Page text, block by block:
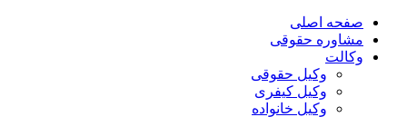
صفحه اصلی
مشاوره حقوقی
وکالت
وکیل حقوقی
وکیل کیفری
وکیل خانواده